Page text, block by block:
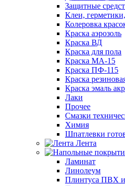
Защитные
Клеи,
Колеровка
Краска аэрозоль
Краска ВД
Краска для пола
Краска МА-15
Краска ПФ-115
Краска
Краска эмаль
Лаки
Прочее
Смазки
Химия
Шпатлевки
Лента
Ламинат
Линолеум
Плинтуса ПВХ